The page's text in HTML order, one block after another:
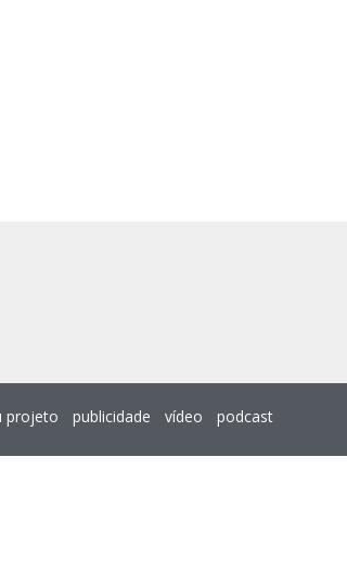
projeto publicidade vídeo podcast